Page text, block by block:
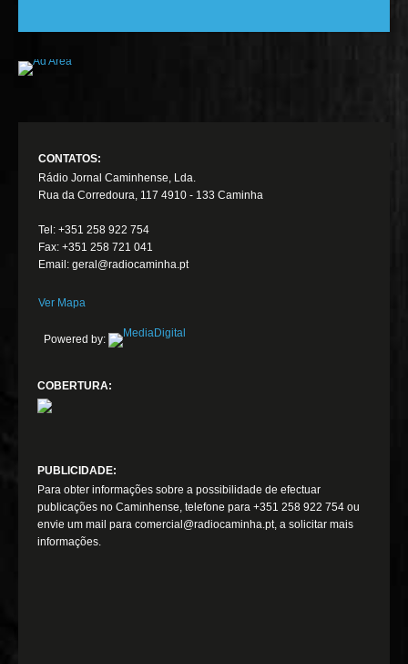
CONTATOS:
Rádio Jornal Caminhense, Lda.
Rua da Corredoura, 117 4910 - 133 Caminha
Tel: +351 258 922 754
Fax: +351 258 721 041
Email: geral@radiocaminha.pt
Ver Mapa
Powered by:
COBERTURA:
PUBLICIDADE:
Para obter informações sobre a possibilidade de efectuar
publicações no Caminhense, telefone para +351 258 922 754 ou
envie um mail para comercial@radiocaminha.pt, a solicitar mais
informações.